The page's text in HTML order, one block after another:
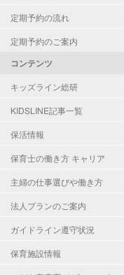
定期予約の流れ
定期予約のご案内
コンテンツ
キッズライン総研
KIDSLINE記事一覧
保活情報
保育士の働き方 キャリア
主婦の仕事選びや働き方
法人プランのご案内
ガイドライン遵守状況
保育施設情報